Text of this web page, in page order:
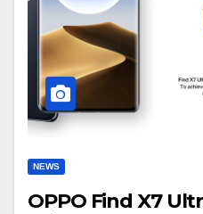
NEWS
OPPO Find X7